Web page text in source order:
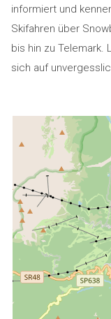
informiert und
Skifahren über
bis hin zu Telemark.
sich auf